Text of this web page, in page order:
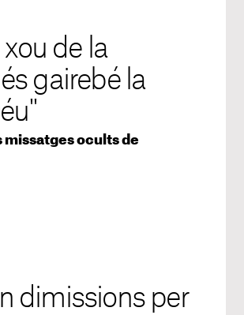
de la
gairebé la
missatges ocults de
dimissions per